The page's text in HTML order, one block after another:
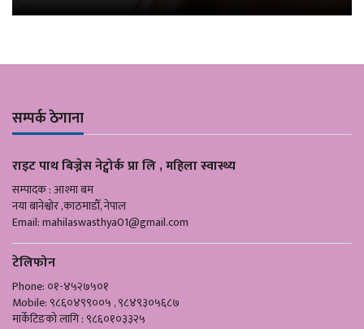
सम्पर्क ठेगाना
राइट पाथ बिज्नेस नेट्वोर्क प्रा लि , महिला स्वास्थ्य
सम्पादक : आश्मा बम
नया बानेश्वोर ,काठमाडौँ, नेपाल
Email:mahilaswasthya01@gmail.com
टेलिफोन
Phone: ०१-४५२७५०१
Mobile: ९८६०४९९००५ , ९८४९३०५६८७
मार्केटिङको लागि : ९८६०१०३३२५